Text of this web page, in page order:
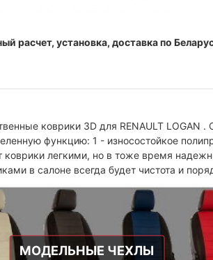
расчет, установка, доставка по
коврики 3D для RENAULT
функцию: 1 - износостойкое
коврики легкими, но в тоже время
в салоне всегда будет чистота и
МОДЕЛЬНЫЕ ЧЕХЛЫ